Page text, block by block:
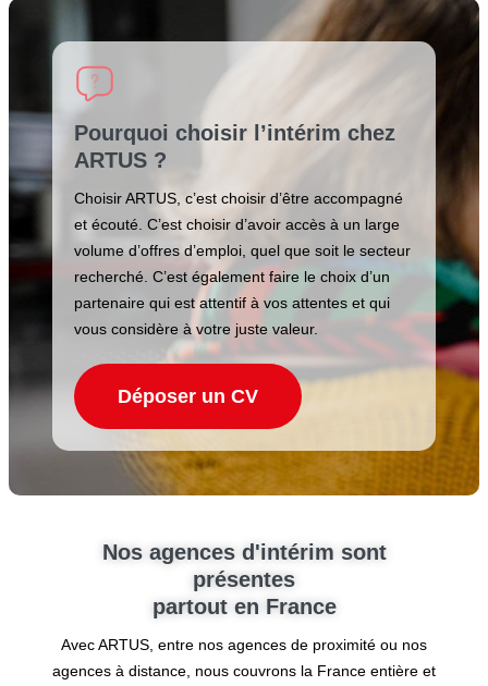
Pourquoi choisir l’intérim chez
ARTUS ?
Choisir ARTUS, c’est choisir d’être accompagné
et écouté. C’est choisir d’avoir accès à un large
volume d’offres d’emploi, quel que soit le secteur
recherché. C’est également faire le choix d’un
partenaire qui est attentif à vos attentes et qui
vous considère à votre juste valeur.
Déposer un CV
Nos agences d'intérim sont
présentes
partout en France
Avec ARTUS, entre nos agences de proximité ou nos
agences à distance, nous couvrons la France entière et